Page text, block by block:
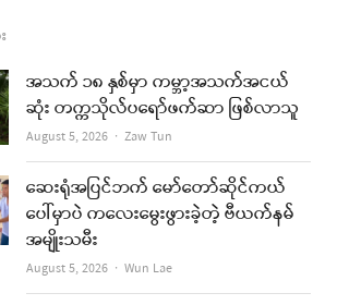
t
u
b
e
i
l
အသက် ၁၈ နှစ်မှာ ကမ္ဘာ့အသက်အငယ်
ဆုံး တက္ကသိုလ်ပရော်ဖက်ဆာ ဖြစ်လာသူ
August 5, 2026 Author
Zaw Tun
ဆေးရုံအပြင်ဘက် မော်တော်ဆိုင်ကယ်
ပေါ်မှာပဲ ကလေးမွေးဖွားခဲ့တဲ့ ဗီယက်နမ်
အမျိုးသမီး
August 5, 2026 Author
Wun Lae